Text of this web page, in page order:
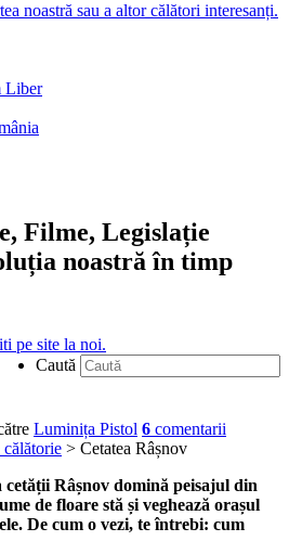
noastră sau a altor călători interesanți.
Liber
Filme, Legislație
noastră în timp
pe site la noi.
Caută
Luminița Pistol 6 comentarii
> Cetatea Râșnov
cetății Râșnov domină peisajul din
de floare stă și veghează orașul
De cum o vezi, te întrebi: cum